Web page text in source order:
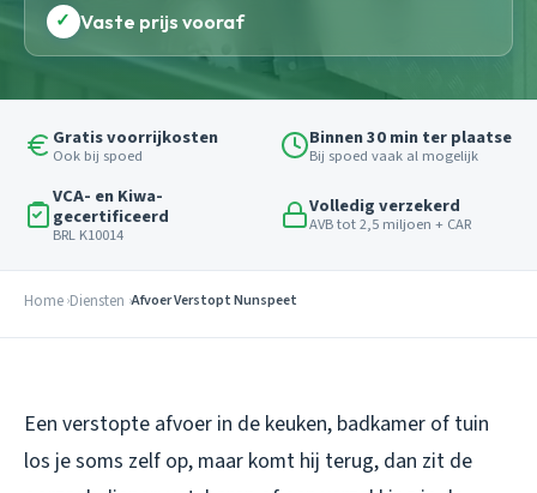
✓ Vaste prijs vooraf
Gratis voorrijkosten
Ook bij spoed
Binnen 30 min ter plaatse
Bij spoed vaak al mogelijk
VCA- en Kiwa-
gecertificeerd
BRL K10014
Volledig verzekerd
AVB tot 2,5 miljoen + CAR
Home Diensten Afvoer Verstopt Nunspeet
Een verstopte afvoer in de keuken, badkamer of tuin
los je soms zelf op, maar komt hij terug, dan zit de